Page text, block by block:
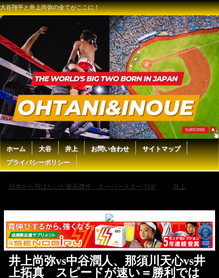
大谷翔平と井上尚弥の全てがここに！
ホーム 大谷 井上 お問い合わせ
サイトマップ
プライバシーポリシー
日本から羽ばたいた最高傑作 スーパースター TOP 井上
井上尚弥vs中谷潤人、那須川天心vs井
上拓真 スピードが速い＝勝利では